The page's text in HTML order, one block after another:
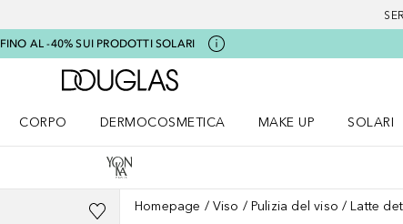
FINO AL -40% SUI PRODOTTI SOLARI
A Douglas Home
CORPO
DERMOCOSMETICA
MAKE UP
SOLARI
Homepage Viso Pulizia del viso Latte